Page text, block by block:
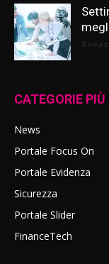
CATEGORIE
News
Portale Focus On
Portale Evidenza
Sicurezza
Portale Slider
FinanceTech